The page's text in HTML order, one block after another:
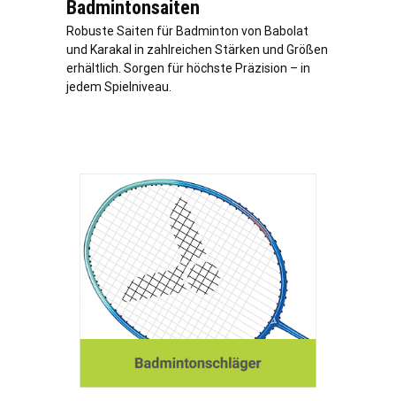
Badmintonsaiten
Robuste Saiten für Badminton von Babolat
und Karakal in zahlreichen Stärken und Größen
erhältlich. Sorgen für höchste Präzision – in
jedem Spielniveau.